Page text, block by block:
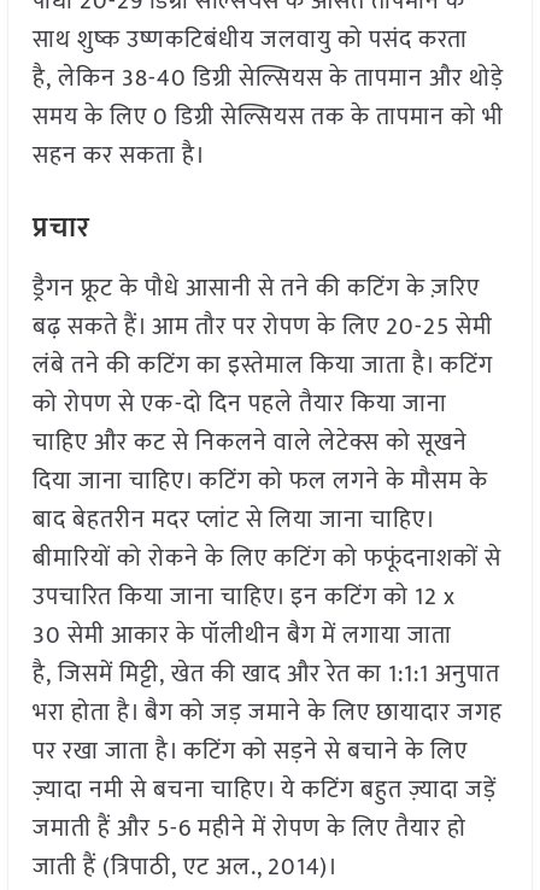
साथ शुष्क उष्णकटिबंधीय जलवायु को पसंद करता
है, लेकिन 38-40 डिग्री सेल्सियस के तापमान और थोड़े
समय के लिए 0 डिग्री सेल्सियस तक के तापमान को भी
सहन कर सकता है।
प्रचार
ड्रैगन फ्रूट के पौधे आसानी से तने की कटिंग के ज़रिए
बढ़ सकते हैं। आम तौर पर रोपण के लिए 20-25 सेमी
लंबे तने की कटिंग का इस्तेमाल किया जाता है। कटिंग
को रोपण से एक-दो दिन पहले तैयार किया जाना
चाहिए और कट से निकलने वाले लेटेक्स को सूखने
दिया जाना चाहिए। कटिंग को फल लगने के मौसम के
बाद बेहतरीन मदर प्लांट से लिया जाना चाहिए।
बीमारियों को रोकने के लिए कटिंग को फफूंदनाशकों से
उपचारित किया जाना चाहिए। इन कटिंग को 12 x
30 सेमी आकार के पॉलीथीन बैग में लगाया जाता
है, जिसमें मिट्टी, खेत की खाद और रेत का 1:1:1 अनुपात
भरा होता है। बैग को जड़ जमाने के लिए छायादार जगह
पर रखा जाता है। कटिंग को सड़ने से बचाने के लिए
ज़्यादा नमी से बचना चाहिए। ये कटिंग बहुत ज़्यादा जड़ें
जमाती हैं और 5-6 महीने में रोपण के लिए तैयार हो
जाती हैं (त्रिपाठी, एट अल., 2014)।